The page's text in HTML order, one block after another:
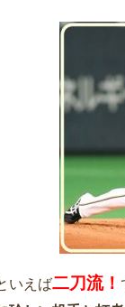
いえば二刀流！